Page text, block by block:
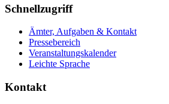
Schnellzugriff
Ämter, Aufgaben & Kontakt
Pressebereich
Veranstaltungskalender
Leichte Sprache
Kontakt